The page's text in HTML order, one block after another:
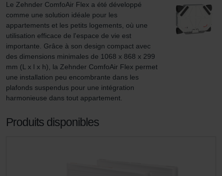
Le Zehnder ComfoAir Flex a été développé
comme une solution idéale pour les
appartements et les petits logements, où une
utilisation efficace de l'espace de vie est
importante. Grâce à son design compact avec
des dimensions minimales de 1068 x 868 x 299
mm (L x l x h), la Zehnder ComfoAir Flex permet
une installation peu encombrante dans les
plafonds suspendus pour une intégration
harmonieuse dans tout appartement.
Produits disponibles